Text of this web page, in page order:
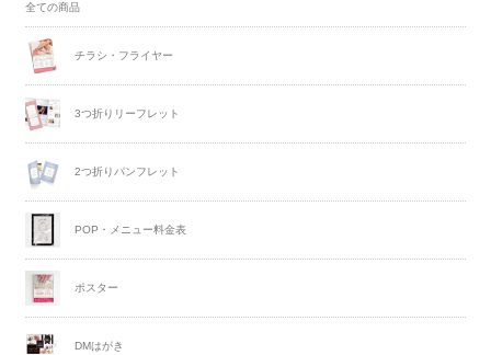
全ての商品
チラシ・フライヤー
3つ折りリーフレット
2つ折りパンフレット
POP・メニュー料金表
ポスター
DMはがき